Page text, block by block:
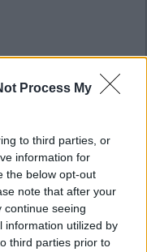
Process My
to third parties, or
information for
the below opt-out
note that after your
continue seeing
information utilized by
third parties prior to